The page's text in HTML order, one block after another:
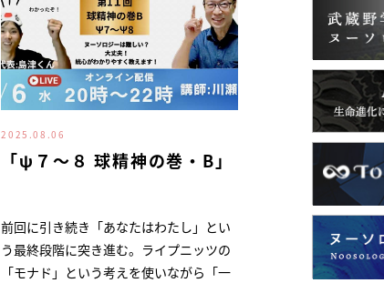
2025.08.06
「ψ７～８ 球精神の巻・B」
前回に引き続き「あなたはわたし」とい
う最終段階に突き進む。ライプニッツの
「モナド」という考えを使いながら「一